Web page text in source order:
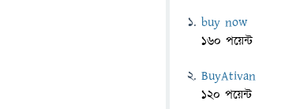
buy now
160 পয়েন্ট
BuyAtivan
120 পয়েন্ট